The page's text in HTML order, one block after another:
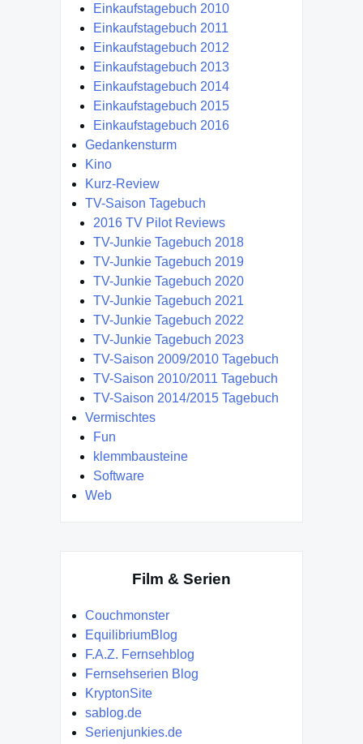
Einkaufstagebuch 2010
Einkaufstagebuch 2011
Einkaufstagebuch 2012
Einkaufstagebuch 2013
Einkaufstagebuch 2014
Einkaufstagebuch 2015
Einkaufstagebuch 2016
Gedankensturm
Kino
Kurz-Review
TV-Saison Tagebuch
2016 TV Pilot Reviews
TV-Junkie Tagebuch 2018
TV-Junkie Tagebuch 2019
TV-Junkie Tagebuch 2020
TV-Junkie Tagebuch 2021
TV-Junkie Tagebuch 2022
TV-Junkie Tagebuch 2023
TV-Saison 2009/2010 Tagebuch
TV-Saison 2010/2011 Tagebuch
TV-Saison 2014/2015 Tagebuch
Vermischtes
Fun
klemmbausteine
Software
Web
Film & Serien
Couchmonster
EquilibriumBlog
F.A.Z. Fernsehblog
Fernsehserien Blog
KryptonSite
sablog.de
Serienjunkies.de